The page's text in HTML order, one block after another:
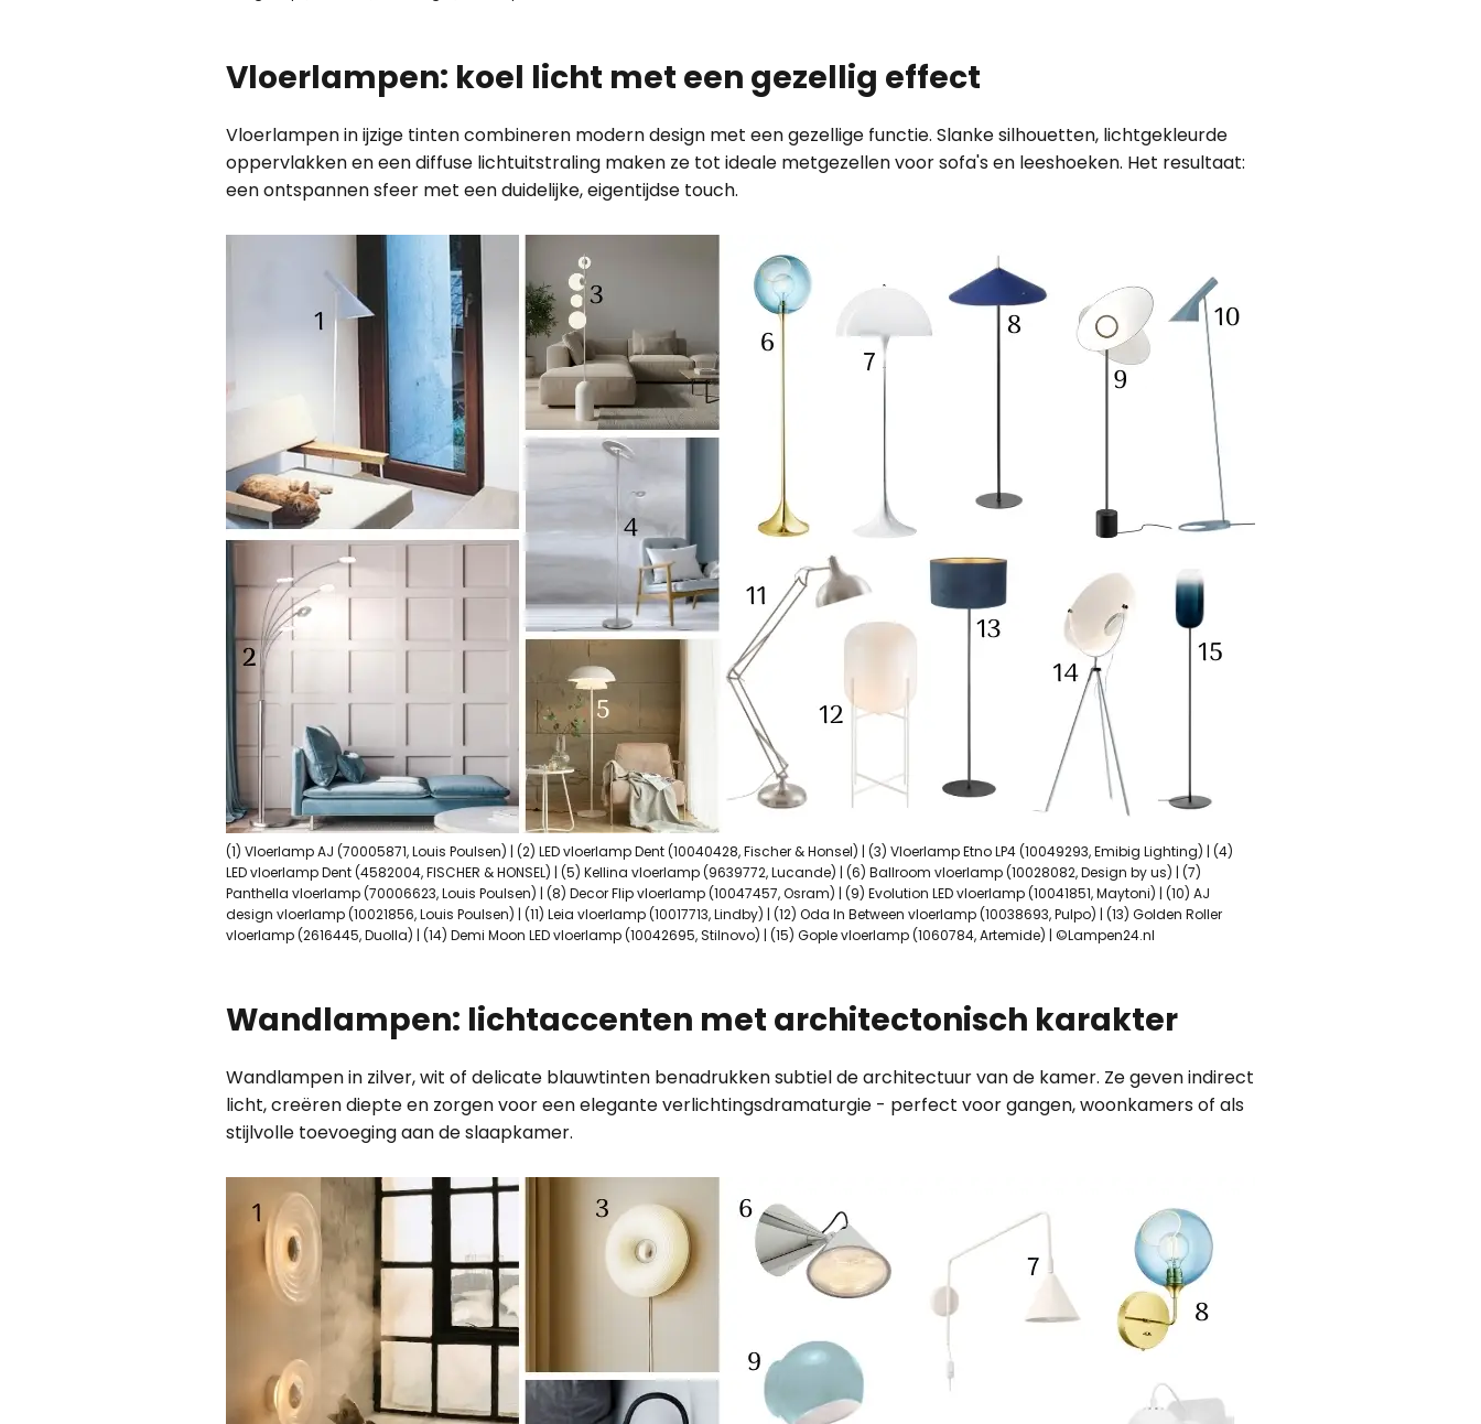
Vloerlampen: koel licht met een gezellig effect
Vloerlampen in ijzige tinten combineren modern design met een gezellige functie. Slanke silhouetten, lichtgekleurde
oppervlakken en een diffuse lichtuitstraling maken ze tot ideale metgezellen voor sofa's en leeshoeken. Het resultaat:
een ontspannen sfeer met een duidelijke, eigentijdse touch.
(1) Vloerlamp AJ (70005871, Louis Poulsen) | (2) LED vloerlamp Dent (10040428, Fischer & Honsel) | (3) Vloerlamp Etno LP4 (10049293, Emibig Lighting) | (4)
LED vloerlamp Dent (4582004, FISCHER & HONSEL) | (5) Kellina vloerlamp (9639772, Lucande) | (6) Ballroom vloerlamp (10028082, Design by us) | (7)
Panthella vloerlamp (70006623, Louis Poulsen) | (8) Decor Flip vloerlamp (10047457, Osram) | (9) Evolution LED vloerlamp (10041851, Maytoni) | (10) AJ
design vloerlamp (10021856, Louis Poulsen) | (11) Leia vloerlamp (10017713, Lindby) | (12) Oda In Between vloerlamp (10038693, Pulpo) | (13) Golden Roller
vloerlamp (2616445, Duolla) | (14) Demi Moon LED vloerlamp (10042695, Stilnovo) | (15) Gople vloerlamp (1060784, Artemide) | ©Lampen24.nl
Wandlampen: lichtaccenten met architectonisch karakter
Wandlampen in zilver, wit of delicate blauwtinten benadrukken subtiel de architectuur van de kamer. Ze geven indirect
licht, creëren diepte en zorgen voor een elegante verlichtingsdramaturgie - perfect voor gangen, woonkamers of als
stijlvolle toevoeging aan de slaapkamer.